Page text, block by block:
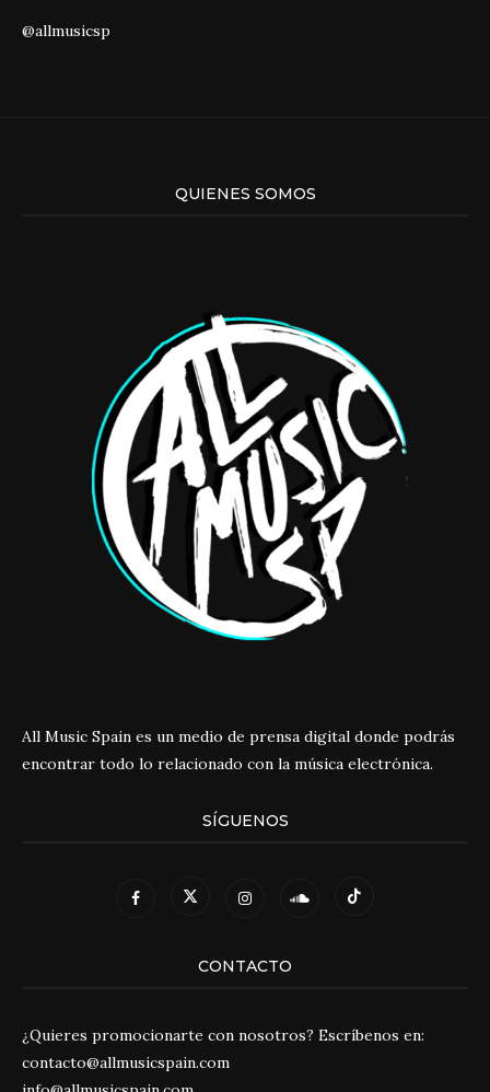
@allmusicsp
QUIENES SOMOS
All Music Spain es un medio de prensa digital donde podrás
encontrar todo lo relacionado con la música electrónica.
SÍGUENOS
CONTACTO
¿Quieres promocionarte con nosotros? Escríbenos en:
contacto@allmusicspain.com